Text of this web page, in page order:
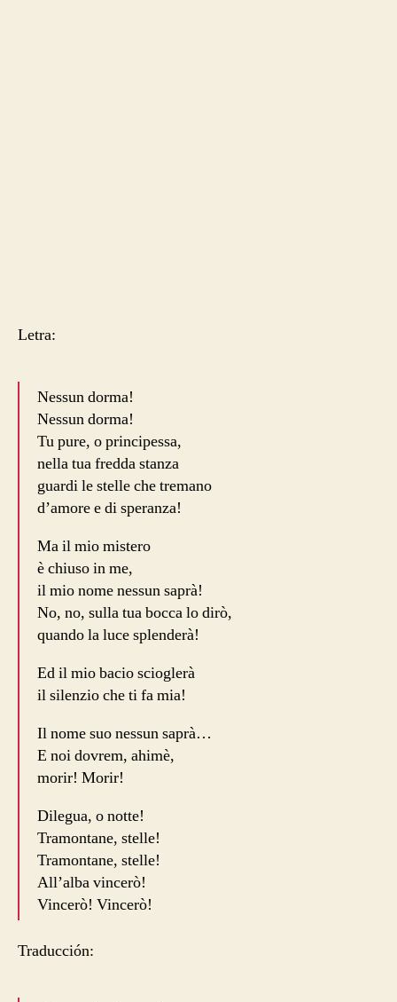
Letra:
Nessun dorma!
Nessun dorma!
Tu pure, o principessa,
nella tua fredda stanza
guardi le stelle che tremano
d’amore e di speranza!
Ma il mio mistero
è chiuso in me,
il mio nome nessun saprà!
No, no, sulla tua bocca lo dirò,
quando la luce splenderà!
Ed il mio bacio scioglerà
il silenzio che ti fa mia!
Il nome suo nessun saprà…
E noi dovrem, ahimè,
morir! Morir!
Dilegua, o notte!
Tramontane, stelle!
Tramontane, stelle!
All’alba vincerò!
Vincerò! Vincerò!
Traducción: